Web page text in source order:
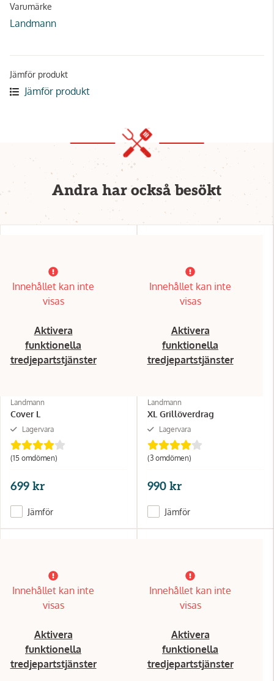
Varumärke
Landmann
Jämför produkt
Jämför produkt
Andra har också besökt
Innehållet kan inte
visas
Aktivera
funktionella
tredjepartstjänster
Landmann
Cover L
Lagervara
(15 omdömen)
699 kr
Jämför
Innehållet kan inte
visas
Aktivera
funktionella
tredjepartstjänster
Landmann
XL Grillöverdrag
Lagervara
(3 omdömen)
990 kr
Jämför
Innehållet kan inte
visas
Aktivera
funktionella
tredjepartstjänster
Innehållet kan inte
visas
Aktivera
funktionella
tredjepartstjänster